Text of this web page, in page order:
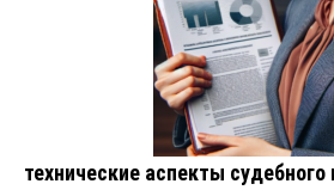
технические аспекты судебного